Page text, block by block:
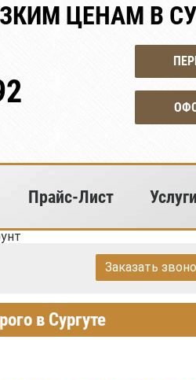
ЦЕНАМ В
Прайс-Лист Услуги
Заказать
в Сургуте